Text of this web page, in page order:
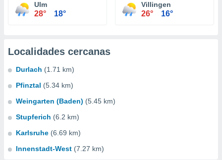
Ulm
28° 18°
Villingen
26° 16°
Localidades cercanas
Durlach (1.71 km)
Pfinztal (5.34 km)
Weingarten (Baden) (5.45 km)
Stupferich (6.2 km)
Karlsruhe (6.69 km)
Innenstadt-West (7.27 km)